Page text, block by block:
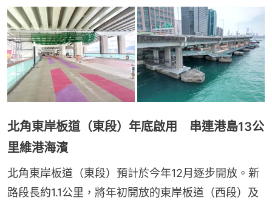
北角東岸板道（東段）年底啟用 串連港島13公
里維港海濱
北角東岸板道（東段）預計於今年12月逐步開放。新
路段長約1.1公里，將年初開放的東岸板道（西段）及